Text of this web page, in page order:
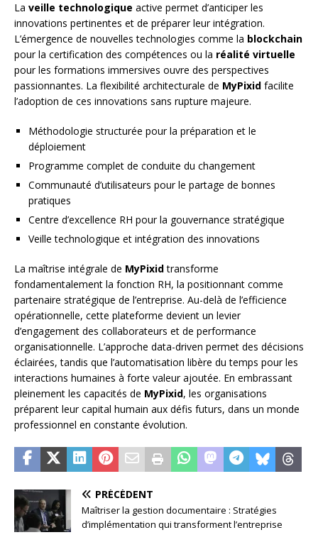
La veille technologique active permet d’anticiper les
innovations pertinentes et de préparer leur intégration.
L’émergence de nouvelles technologies comme la blockchain
pour la certification des compétences ou la réalité virtuelle
pour les formations immersives ouvre des perspectives
passionnantes. La flexibilité architecturale de MyPixid facilite
l’adoption de ces innovations sans rupture majeure.
Méthodologie structurée pour la préparation et le
déploiement
Programme complet de conduite du changement
Communauté d’utilisateurs pour le partage de bonnes
pratiques
Centre d’excellence RH pour la gouvernance stratégique
Veille technologique et intégration des innovations
La maîtrise intégrale de MyPixidtransforme
fondamentalement la fonction RH, la positionnant comme
partenaire stratégique de l’entreprise. Au-delà de l’efficience
opérationnelle, cette plateforme devient un levier
d’engagement des collaborateurs et de performance
organisationnelle. L’approche data-driven permet des décisions
éclairées, tandis que l’automatisation libère du temps pour les
interactions humaines à forte valeur ajoutée. En embrassant
pleinement les capacités de MyPixid, les organisations
préparent leur capital humain aux défis futurs, dans un monde
professionnel en constante évolution.
PRÉCÉDENT
Maîtriser la gestion documentaire : Stratégies
d’implémentation qui transforment l’entreprise